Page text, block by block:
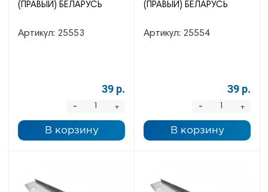
(ПРАВЫЙ) БЕЛАРУСЬ
Артикул: 25553
39 р.
+
-
В корзину
(ПРАВЫЙ) БЕЛАРУСЬ
Артикул: 25554
39 р.
+
-
В корзину